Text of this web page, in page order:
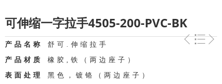
可伸缩一字拉手4505-200-PVC-BK
产品名称 舒可.伸缩拉手
产品材质 橡胶,铁（两边座子）
表面处理 黑色，镀铬（两边座子）